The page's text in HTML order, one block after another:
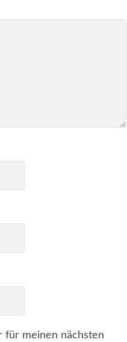
für meinen nächsten